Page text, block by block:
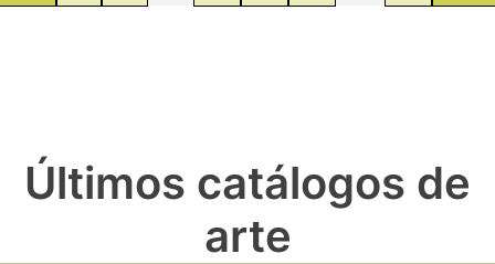
Últimos catálogos de
arte